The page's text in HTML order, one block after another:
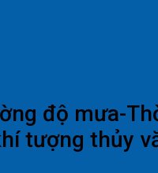
độ mưa-
tượng thủy